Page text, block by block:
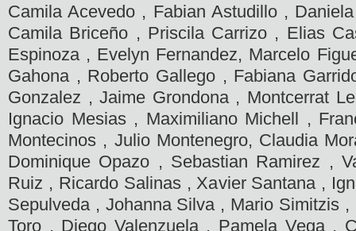
Camila Acevedo , Fabian Astudillo ,
Camila Briceño , Priscila Carrizo , Elias
Espinoza , Evelyn Fernandez, Marcelo
Gahona , Roberto Gallego , Fabiana
Gonzalez , Jaime Grondona , Montcerrat
Ignacio Mesias , Maximiliano Michell ,
Montecinos , Julio Montenegro, Claudia
Dominique Opazo , Sebastian Ramirez ,
Ruiz , Ricardo Salinas , Xavier Santana ,
Sepulveda , Johanna Silva , Mario Simitzis
Toro , Diego Valenzuela , Pamela Vega ,